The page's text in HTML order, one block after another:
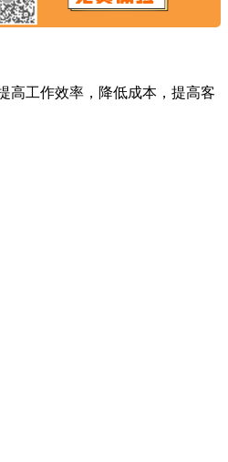
高工作效率，降低成本，提高客